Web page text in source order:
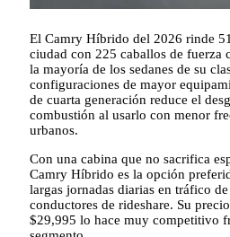
El Camry Híbrido del 2026 rinde
ciudad con 225 caballos de fuerza
la mayoría de los sedanes de su
configuraciones de mayor
de cuarta generación reduce el
combustión al usarlo con menor
urbanos.
Con una cabina que no sacrifica
Camry Híbrido es la opción
largas jornadas diarias en tráfico
conductores de rideshare. Su
$29,995 lo hace muy competitivo